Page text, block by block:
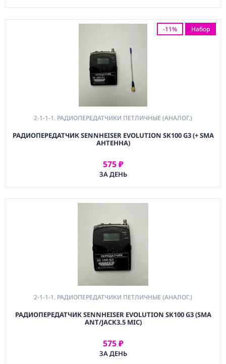
-11% Набор
2-1-1-1. РАДИОПЕРЕДАТЧИКИ ПЕТЛИЧНЫЕ (АНАЛОГ.)
РАДИОПЕРЕДАТЧИК SENNHEISER EVOLUTION SK100 G3 (+ SMA
АНТЕННА)
575 ₽
ЗА ДЕНЬ
АРЕНДОВАТЬ
2-1-1-1. РАДИОПЕРЕДАТЧИКИ ПЕТЛИЧНЫЕ (АНАЛОГ.)
РАДИОПЕРЕДАТЧИК SENNHEISER EVOLUTION SK100 G3 (SMA
ANT/JACK3.5 MIC)
575 ₽
ЗА ДЕНЬ
АРЕНДОВАТЬ